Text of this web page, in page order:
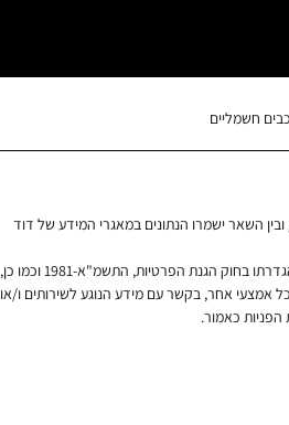
חשמליים
הגנת הפרטיות, התשמ"א-1981 וכמו כן,
אמצעי אחר, בקשר עם מידע הנוגע לשירותים ו/או
כאמור.